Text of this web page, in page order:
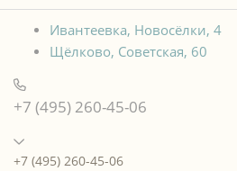
Ивантеевка, Новосёлки, 4
Щёлково, Советская, 60
+7 (495) 260-45-06
+7 (495) 260-45-06